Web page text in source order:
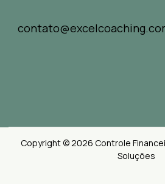
Copyright © 2026 Controle
Soluções